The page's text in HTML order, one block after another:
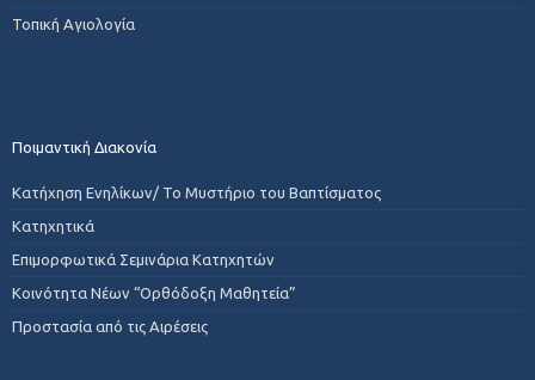
Τοπική Αγιολογία
Ποιμαντική Διακονία
Κατήχηση Ενηλίκων/ Το Μυστήριο του Βαπτίσματος
Κατηχητικά
Επιμορφωτικά Σεμινάρια Κατηχητών
Κοινότητα Νέων “Ορθόδοξη Μαθητεία”
Προστασία από τις Αιρέσεις